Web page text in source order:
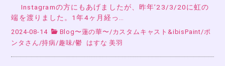
Instagramの方にもあげましたが、昨年’23/3/20に虹の
端を渡りました。1年4ヶ月経っ…
2024-08-14 Blog〜蓮の華〜 /カスタムキャスト&ibisPaint/ポ
ンタさん /持病 /趣味/鬱 はすな 美羽